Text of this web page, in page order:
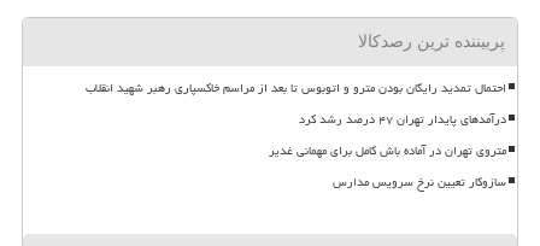
پربیننده ترین رصدکالا
احتمال تمدید رایگان بودن مترو و اتوبوس تا بعد از مراسم خاکسپاری رهبر شهید انقلاب
درآمدهای پایدار تهران ۴۷ درصد رشد کرد
متروی تهران در آماده باش کامل برای مهمانی غدیر
سازوکار تعیین نرخ سرویس مدارس